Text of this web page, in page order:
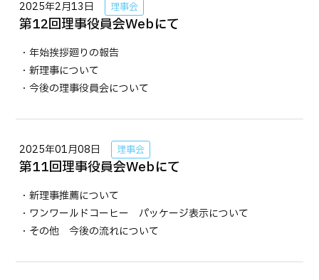
2025年2月13日 理事会
第12回理事役員会Webにて
・年始挨拶廻りの報告
・新理事について
・今後の理事役員会について
2025年01月08日 理事会
第11回理事役員会Webにて
・新理事推薦について
・ワンワールドコーヒー パッケージ表示について
・その他 今後の流れについて